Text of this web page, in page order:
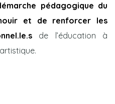
pédagogique du
et de renforcer les
de l’éducation à